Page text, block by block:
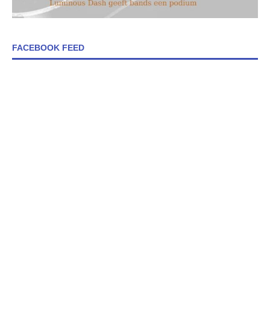
FACEBOOK FEED